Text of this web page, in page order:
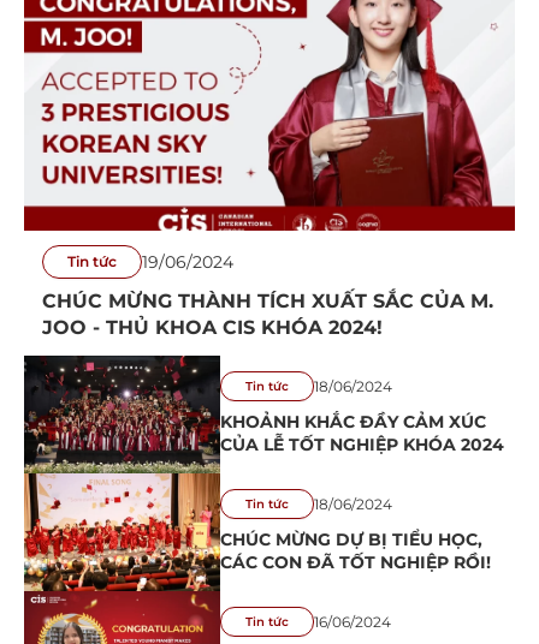
Tin tức 19/06/2024
CHÚC MỪNG THÀNH TÍCH XUẤT SẮC CỦA M.
JOO - THỦ KHOA CIS KHÓA 2024!
Tin tức 18/06/2024
KHOẢNH KHẮC ĐẦY CẢM XÚC
CỦA LỄ TỐT NGHIỆP KHÓA 2024
Tin tức 18/06/2024
CHÚC MỪNG DỰ BỊ TIỂU HỌC,
CÁC CON ĐÃ TỐT NGHIỆP RỒI!
Tin tức 16/06/2024